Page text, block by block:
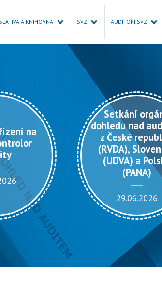
A KNIHOVNA SVZ AUDITOŘI SVZ
na
Setkání
dohledu nad
z České
(RVDA),
(UDVA) a
(PANA)
29.06.2026